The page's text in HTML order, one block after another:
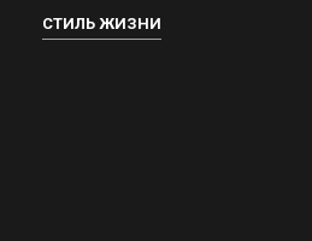
СТИЛЬ ЖИЗНИ